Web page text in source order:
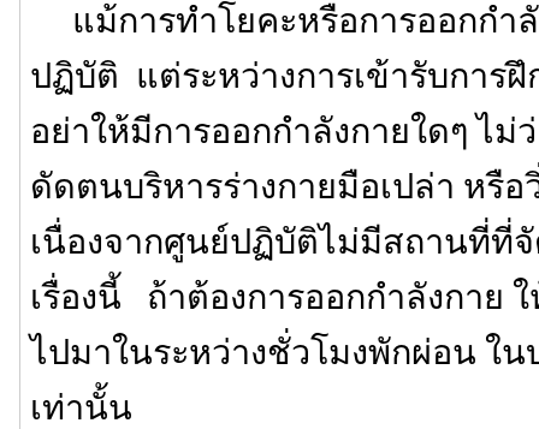
แม้การทำโยคะหรือการออกกำ
ปฏิบัติ แต่ระหว่างการเข้ารับการ
อย่าให้มีการออกกำลังกายใดๆ ไม่
ดัดตนบริหารร่างกายมือเปล่า หรื
เนื่องจากศูนย์ปฏิบัติไม่มีสถานที่ที่
เรื่องนี้ ถ้าต้องการออกกำลังกาย
ไปมาในระหว่างชั่วโมงพักผ่อน ใ
เท่านั้น